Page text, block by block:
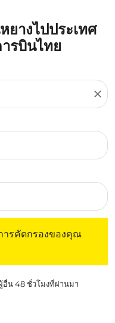
ยางไปประเทศ
รบินไทย
close
ารคัดกรองของคุณ
อื่น 48 ชั่วโมงที่ผ่านมา